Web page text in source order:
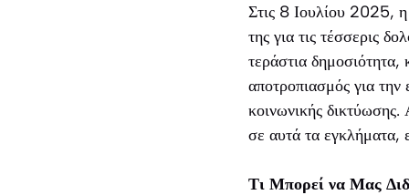
Στις 8 Ιουλίου 2025,
της για τις τέσσερις
τεράστια
αποτροπιασμός για
κοινωνικής
σε αυτά τα εγκλήματα,
Τι Μπορεί να Μας